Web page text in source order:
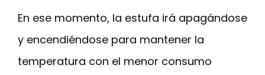
En ese momento, la estufa irá apagándose
y encendiéndose para mantener la
temperatura con el menor consumo